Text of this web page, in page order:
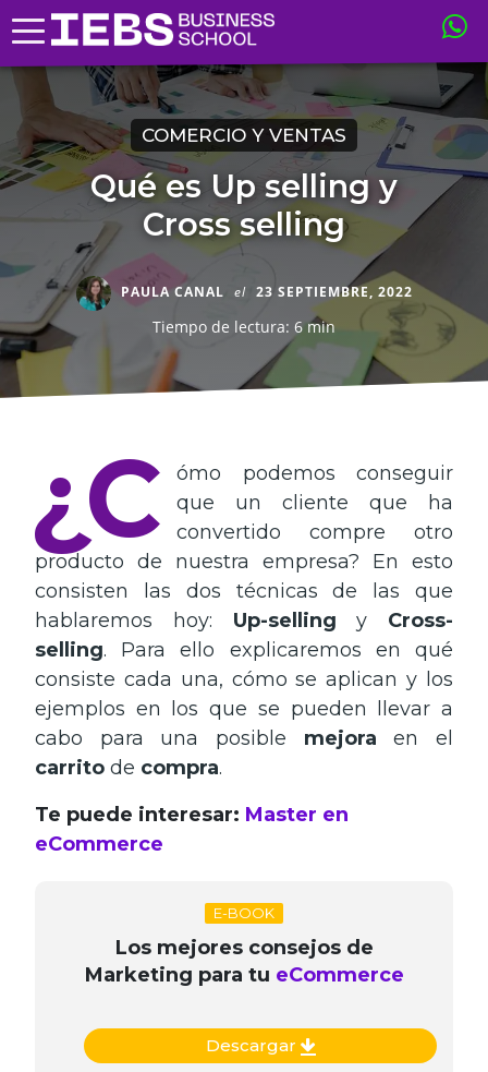
COMERCIO Y VENTAS
Qué es Up selling y
Cross selling
PAULA CANAL el 23 SEPTIEMBRE, 2022
Tiempo de lectura: 6 min
¿C
ómo podemos conseguir
que un cliente que ha
convertido compre otro
producto de nuestra empresa? En esto
consisten las dos técnicas de las que
hablaremos hoy: Up-selling y Cross-
selling. Para ello explicaremos en qué
consiste cada una, cómo se aplican y los
ejemplos en los que se pueden llevar a
cabo para una posible mejora en el
carrito de compra.
Te puede interesar: Master en
eCommerce
E-BOOK
Los mejores consejos de
Marketing para tu eCommerce
Descargar